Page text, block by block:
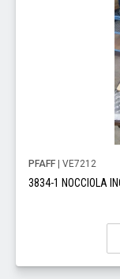
PFAFF | VE7212
3834-1 NOCCIOLA